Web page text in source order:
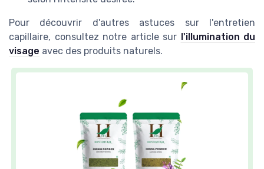
Pour découvrir d'autres astuces sur l'entretien
capillaire, consultez notre article sur l'illumination du
visage avec des produits naturels.